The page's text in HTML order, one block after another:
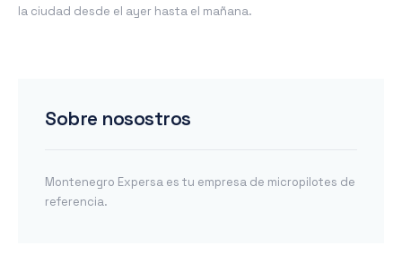
la ciudad desde el ayer hasta el mañana.
Sobre nosostros
Montenegro Expersa es tu empresa de micropilotes de
referencia.